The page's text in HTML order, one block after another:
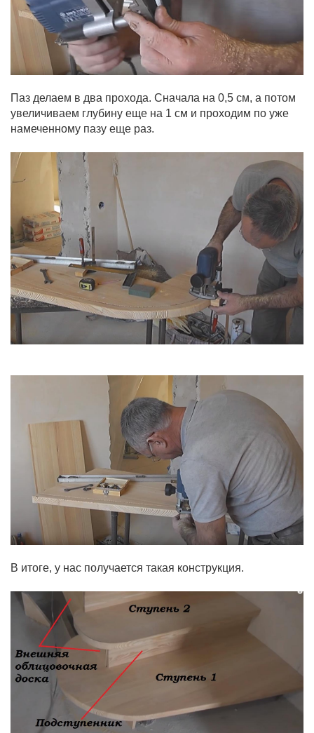
Паз делаем в два прохода. Сначала на 0,5 см, а потом
увеличиваем глубину еще на 1 см и проходим по уже
намеченному пазу еще раз.
В итоге, у нас получается такая конструкция.